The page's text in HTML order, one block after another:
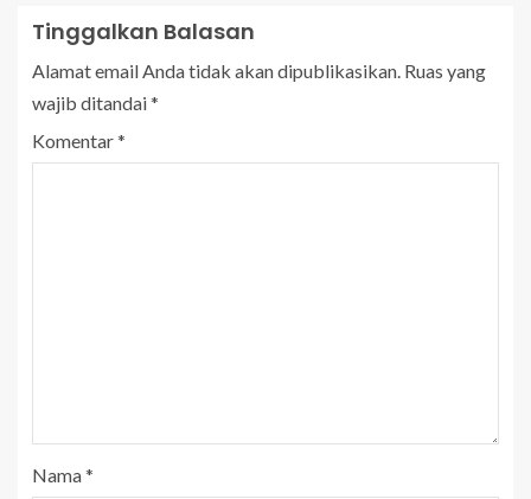
Tinggalkan Balasan
Alamat email Anda tidak akan dipublikasikan. Ruas yang
wajib ditandai*
Komentar*
Nama*